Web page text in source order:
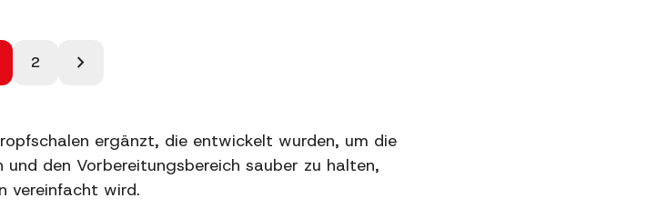
2 chevron_right
ergänzt, die entwickelt wurden, um die
den Vorbereitungsbereich sauber zu halten,
vereinfacht wird.